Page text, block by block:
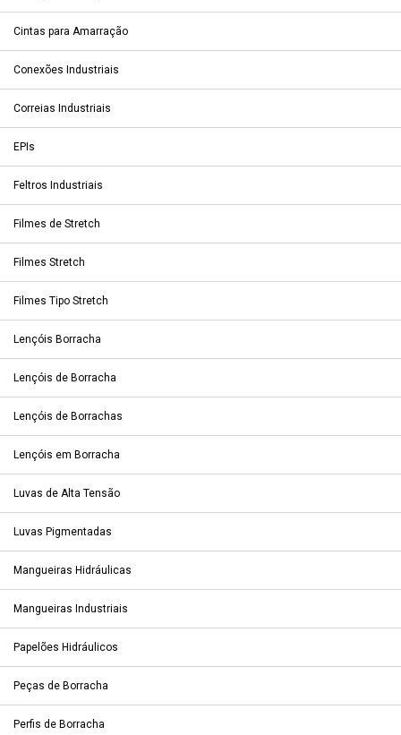
Cintas para Amarração
Conexões Industriais
Correias Industriais
EPIs
Feltros Industriais
Filmes de Stretch
Filmes Stretch
Filmes Tipo Stretch
Lençóis Borracha
Lençóis de Borracha
Lençóis de Borrachas
Lençóis em Borracha
Luvas de Alta Tensão
Luvas Pigmentadas
Mangueiras Hidráulicas
Mangueiras Industriais
Papelões Hidráulicos
Peças de Borracha
Perfis de Borracha